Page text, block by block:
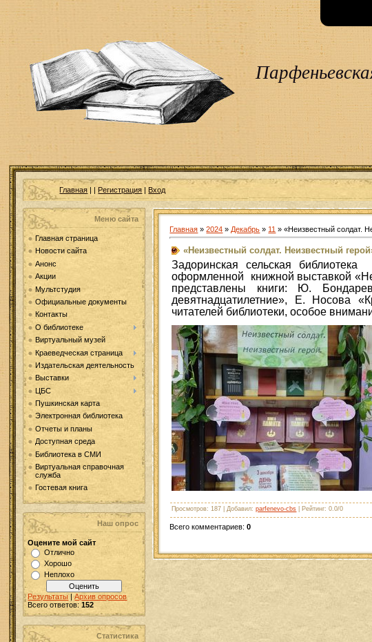
Главная | |Регистрация |Вход
Меню сайта
Главная страница
Новости сайта
Анонс
Акции
Мультстудия
Официальные документы
Контакты
О библиотеке
Виртуальный музей
Краеведческая страница
Издательская деятельность
Выставки
ЦБС
Пушкинская карта
Электронная библиотека
Отчеты и планы
Доступная среда
Библиотека в СМИ
Виртуальная справочная
служба
Гостевая книга
Наш опрос
Оцените мой сайт
Отлично
Хорошо
Неплохо
Результаты |Архив опросов
Всего ответов:152
Статистика
Главная »2024 » Декабрь » 11 » «Неизвестный солдат.
«Неизвестный солдат. Неизвестный
Задоринская сельская
оформленной книжной выставкой
представлены книги: Ю.
девятнадцатилетние», Е. Носова
читателей библиотеки, особое
Просмотров: 187 | Добавил:parfenevo-cbs Рейтинг:0.0/0
Всего комментариев:0